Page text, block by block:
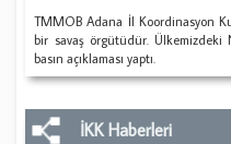
TMMOB Adana İl Koordinasyon
bir savaş örgütüdür. Ülkemizdeki
basın açıklaması yaptı.
İKK Haberleri